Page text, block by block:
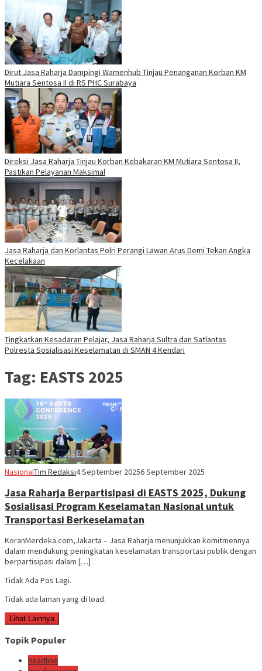
Dirut Jasa Raharja Dampingi Wamenhub Tinjau Penanganan Korban KM
Mutiara Sentosa II di RS PHC Surabaya
Direksi Jasa Raharja Tinjau Korban Kebakaran KM Mutiara Sentosa II,
Pastikan Pelayanan Maksimal
Jasa Raharja dan Korlantas Polri Perangi Lawan Arus Demi Tekan Angka
Kecelakaan
Tingkatkan Kesadaran Pelajar, Jasa Raharja Sultra dan Satlantas
Polresta Sosialisasi Keselamatan di SMAN 4 Kendari
Tag: EASTS 2025
NasionalTim Redaksi4 September 20256 September 2025
Jasa Raharja Berpartisipasi di EASTS 2025, Dukung
Sosialisasi Program Keselamatan Nasional untuk
Transportasi Berkeselamatan
KoranMerdeka.com,Jakarta – Jasa Raharja menunjukkan komitmennya
dalam mendukung peningkatan keselamatan transportasi publik dengan
berpartisipasi dalam […]
Tidak Ada Pos Lagi.
Tidak ada laman yang di load.
Lihat Lainnya
Topik Populer
headline